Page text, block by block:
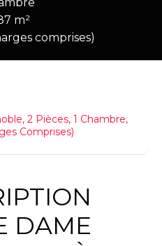
m²
comprises)
2 Pièces, 1 Chambre,
Comprises)